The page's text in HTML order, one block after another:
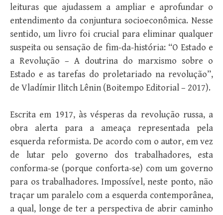
leituras que ajudassem a ampliar e aprofundar o
entendimento da conjuntura socioeconômica. Nesse
sentido, um livro foi crucial para eliminar qualquer
suspeita ou sensação de fim-da-história: “O Estado e
a Revolução – A doutrina do marxismo sobre o
Estado e as tarefas do proletariado na revolução”,
de Vladímir Ilitch Lênin (Boitempo Editorial – 2017).
Escrita em 1917, às vésperas da revolução russa, a
obra alerta para a ameaça representada pela
esquerda reformista. De acordo com o autor, em vez
de lutar pelo governo dos trabalhadores, esta
conforma-se (porque conforta-se) com um governo
para os trabalhadores. Impossível, neste ponto, não
traçar um paralelo com a esquerda contemporânea,
a qual, longe de ter a perspectiva de abrir caminho